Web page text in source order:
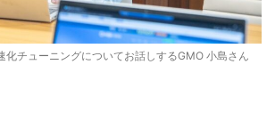
化チューニングについてお話しするGMO 小島さん